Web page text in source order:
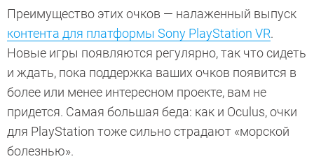
Преимущество этих очков — налаженный выпуск
контента для платформы Sony PlayStation VR.
Новые игры появляются регулярно, так что сидеть
и ждать, пока поддержка ваших очков появится в
более или менее интересном проекте, вам не
придется. Самая большая беда: как и Oculus, очки
для PlayStation тоже сильно страдают «морской
болезнью».